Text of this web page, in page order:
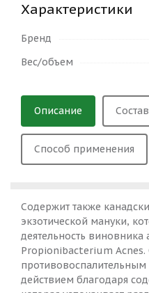
Характеристики
Бренд
Вес/объем
Описание Состав
Способ применения
Содержит также
экзотической мануки,
деятельность виновника
Propionibacterium
действием благодаря